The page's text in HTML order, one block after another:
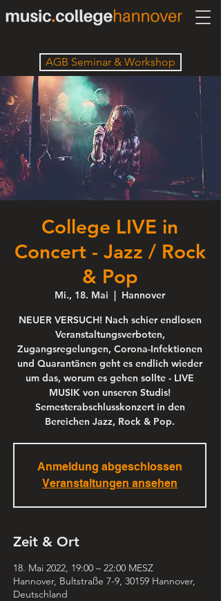
AGB Seminar & Workshop
College LIVE in
Concert - Jazz / Rock
& Pop
Mi., 18. Mai
  |
Hannover
NEUER VERSUCH! Nach schier endlosen
Veranstaltungsverboten,
Zugangsregelungen, Corona-Infektionen
und Quarantänen geht es endlich wieder
um das, worum es gehen sollte - LIVE
MUSIK von unseren Studis!
Semesterabschlusskonzert in den
Bereichen Jazz, Rock & Pop.
Anmeldung abgeschlossen
Veranstaltungen ansehen
Zeit & Ort
18. Mai 2022, 19:00 – 22:00 MESZ
Hannover, Bultstraße 7-9, 30159 Hannover,
Deutschland